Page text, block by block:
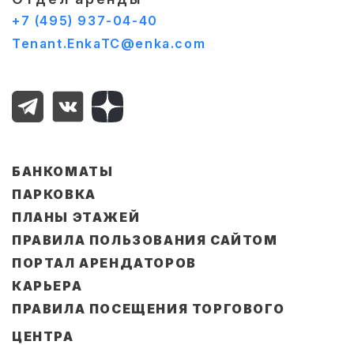
+7 (495) 937-04-40
Tenant.EnkaTC@enka.com
БАНКОМАТЫ
ПАРКОВКА
ПЛАНЫ ЭТАЖЕЙ
ПРАВИЛА ПОЛЬЗОВАНИЯ САЙТОМ
ПОРТАЛ АРЕНДАТОРОВ
КАРЬЕРА
ПРАВИЛА ПОСЕЩЕНИЯ ТОРГОВОГО
ЦЕНТРА